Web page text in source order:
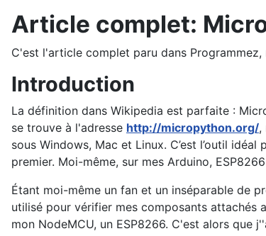
Article complet:
C'est l'article complet paru dans
Introduction
La définition dans Wikipedia est parfaite :
se trouve à l'adresse http://micropython.org/,
sous Windows, Mac et Linux. C’est l’outil
premier. Moi-même, sur mes Arduino,
Étant moi-même un fan et un inséparable de
utilisé pour vérifier mes composants attachés
mon NodeMCU, un ESP8266. C'est alors que